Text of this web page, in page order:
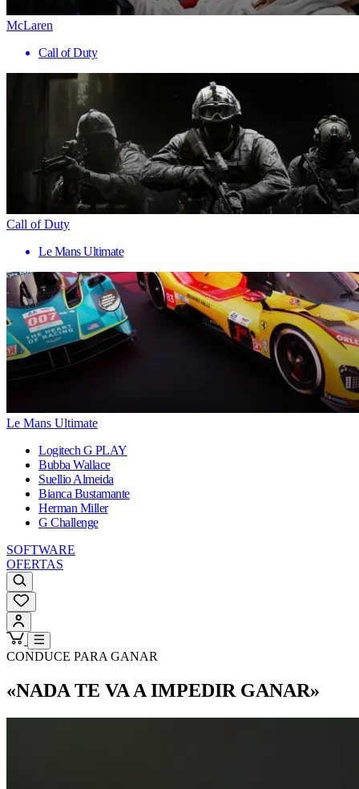
McLaren
Call of Duty
Call of Duty
Le Mans Ultimate
Le Mans Ultimate
Logitech G PLAY
Bubba Wallace
Suellio Almeida
Bianca Bustamante
Herman Miller
G Challenge
SOFTWARE
OFERTAS
CONDUCE PARA GANAR
«NADA TE VA A IMPEDIR GANAR»